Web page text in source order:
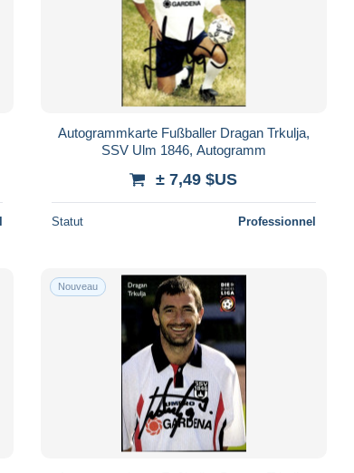
Autogrammkarte Fußballer Dragan Trkulja,
SSV Ulm 1846, Autogramm
± 7,49 $US
Statut Professionnel
Nouveau